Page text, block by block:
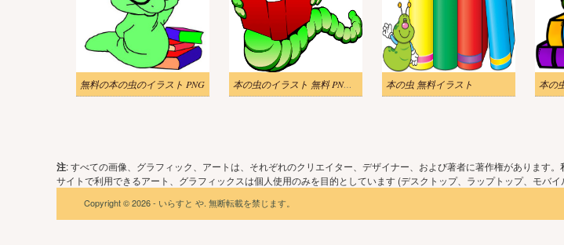
無料の本の虫のイラスト PNG 本の虫のイラスト 無料 PNG 画像 本の虫 無料イラスト 本の
注: すべての画像、グラフィック、アートは、それぞれのクリエイター、デザイナー、および著者に著作権がありま
サイトで利用できるアート、グラフィックスは個人使用のみを目的としています (デスクトップ、ラップトップ、モバ
Copyright © 2026 - いらすと や. 無断転載を禁じます。